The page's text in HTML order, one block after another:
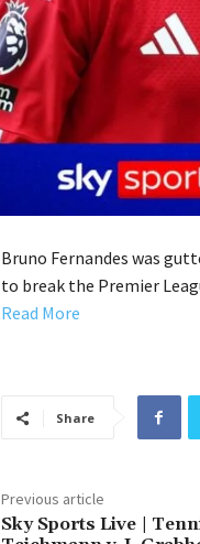
Bruno Fernandes was
to break the Premier
Read More
Share
Previous article
Sky Sports Live |